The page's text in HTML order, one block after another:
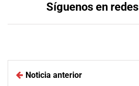
Síguenos en
Noticia anterior